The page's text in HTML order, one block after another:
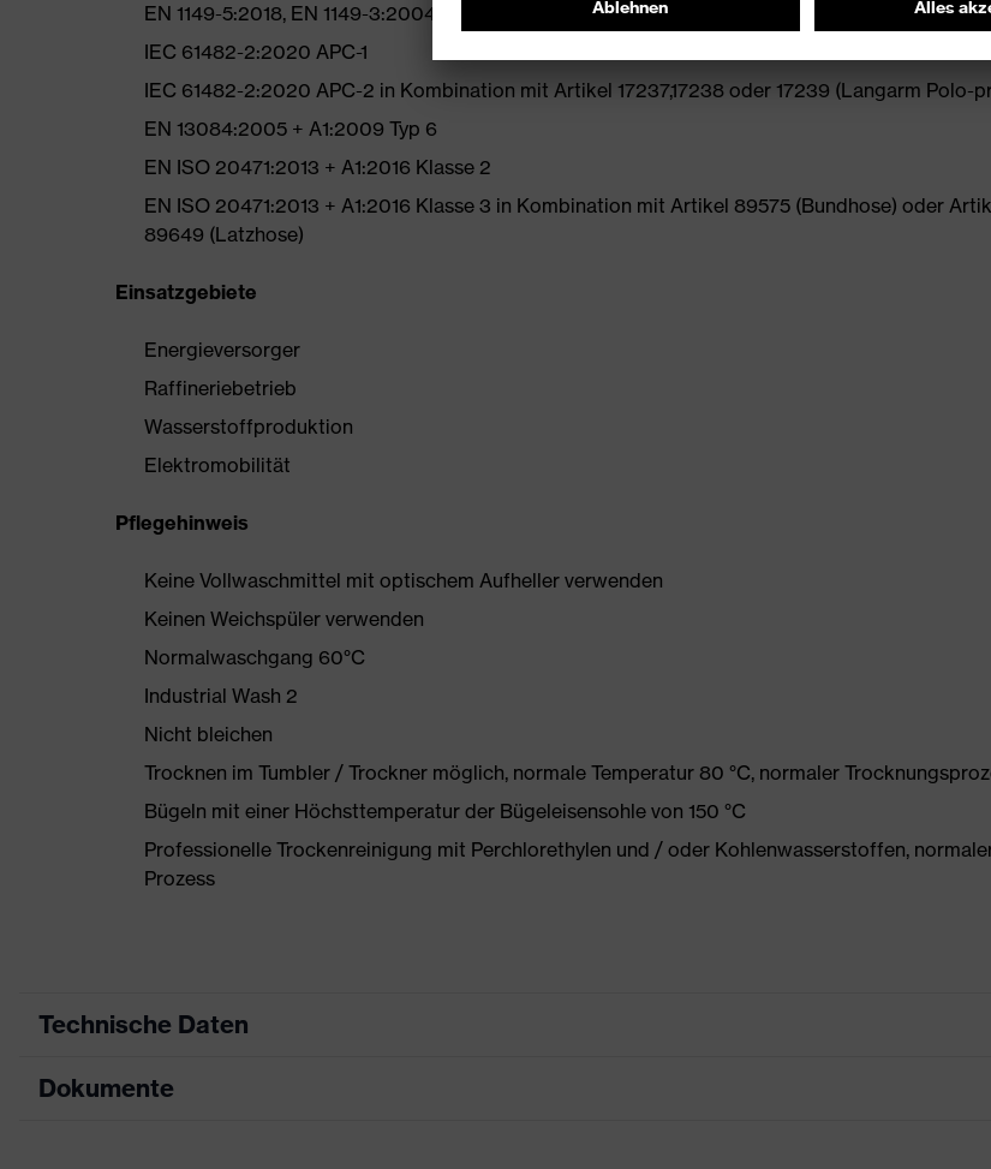
EN 1149-5:2018, EN 1149-3:2004
IEC 61482-2:2020 APC-1
IEC 61482-2:2020 APC-2 in Kombination mit Artikel 17237,17238 oder 17239 (Langarm Polo-
EN 13084:2005 + A1:2009 Typ 6
EN ISO 20471:2013 + A1:2016 Klasse 2
EN ISO 20471:2013 + A1:2016 Klasse 3 in Kombination mit Artikel 89575 (Bundhose) oder
89649 (Latzhose)
Einsatzgebiete
Energieversorger
Raffineriebetrieb
Wasserstoffproduktion
Elektromobilität
Pflegehinweis
Keine Vollwaschmittel mit optischem Aufheller verwenden
Keinen Weichspüler verwenden
Normalwaschgang 60°C
Industrial Wash 2
Nicht bleichen
Trocknen im Tumbler / Trockner möglich, normale Temperatur 80 °C, normaler
Bügeln mit einer Höchsttemperatur der Bügeleisensohle von 150 °C
Professionelle Trockenreinigung mit Perchlorethylen und / oder Kohlenwasserstoffen,
Prozess
Technische Daten
Produktart
Dokumente